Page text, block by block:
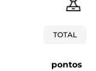
TOTAL
pontos